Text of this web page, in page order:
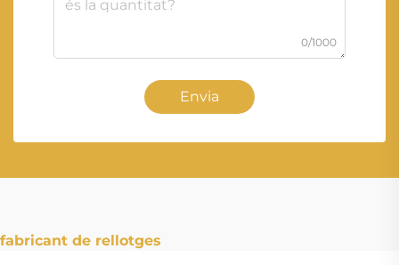
0/1000
Envia
fabricant de rellotges